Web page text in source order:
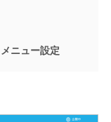
メニュー設定